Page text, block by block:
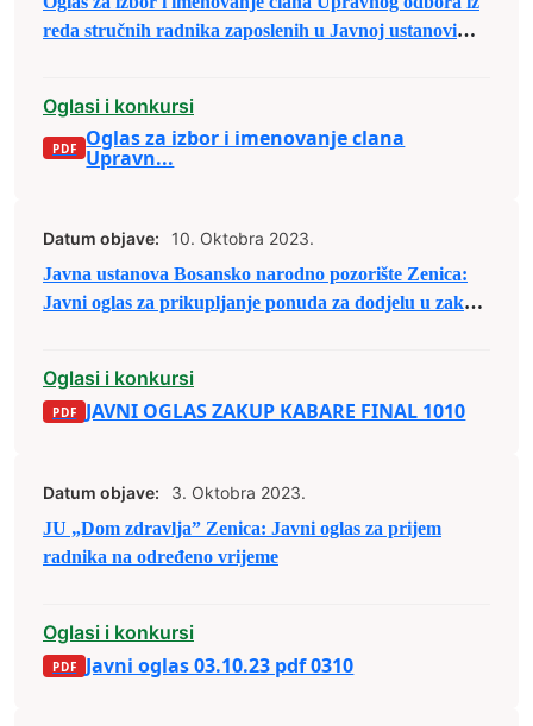
reda stručnih radnika zaposlenih u Javnoj ustanovi
Oglasi i konkursi
Oglas za izbor i imenovanje clana
Upravn...
Datum objave:
10. Oktobra 2023.
Javna ustanova Bosansko narodno pozorište Zenica:
Javni oglas za prikupljanje ponuda za dodjelu u zakup
Oglasi i konkursi
JAVNI OGLAS ZAKUP KABARE FINAL 1010
Datum objave:
3. Oktobra 2023.
JU „Dom zdravlja” Zenica: Javni oglas za prijem
radnika na određeno vrijeme
Oglasi i konkursi
Javni oglas 03.10.23 pdf 0310